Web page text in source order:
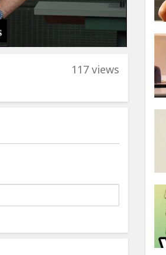
117 views